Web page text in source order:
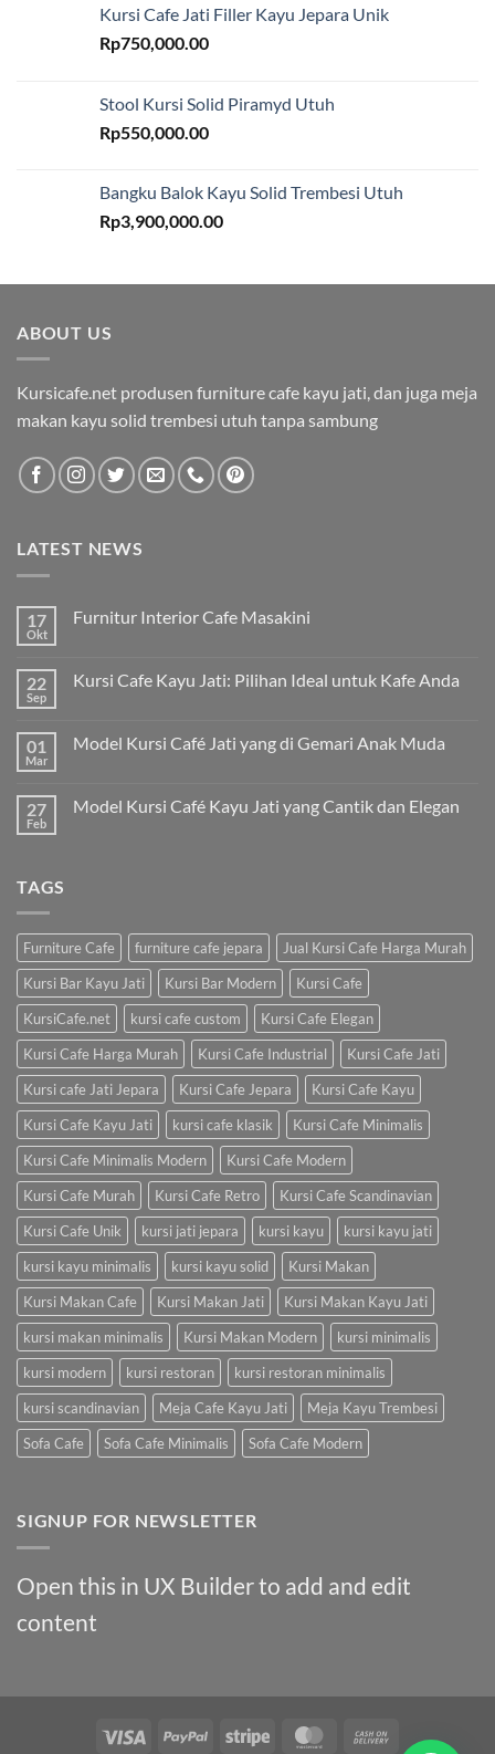
Kursi Cafe Jati Filler Kayu Jepara Unik
Rp750,000.00
Stool Kursi Solid Piramyd Utuh
Rp550,000.00
Bangku Balok Kayu Solid Trembesi Utuh
Rp3,900,000.00
ABOUT US
Kursicafe.net produsen furniture cafe kayu jati, dan juga meja
makan kayu solid trembesi utuh tanpa sambung
LATEST NEWS
17
Okt
Furnitur Interior Cafe Masakini
22
Sep
Kursi Cafe Kayu Jati: Pilihan Ideal untuk Kafe Anda
01
Mar
Model Kursi Café Jati yang di Gemari Anak Muda
27
Feb
Model Kursi Café Kayu Jati yang Cantik dan Elegan
TAGS
Furniture Cafe furniture cafe jepara
Jual Kursi Cafe Harga Murah
Kursi Bar Kayu Jati
Kursi Bar Modern
Kursi Cafe
KursiCafe.net
kursi cafe custom
Kursi Cafe Elegan
Kursi Cafe Harga Murah
Kursi Cafe Industrial
Kursi Cafe Jati
Kursi cafe Jati Jepara
Kursi Cafe Jepara
Kursi Cafe Kayu
Kursi Cafe Kayu Jati
kursi cafe klasik
Kursi Cafe Minimalis
Kursi Cafe Minimalis Modern
Kursi Cafe Modern
Kursi Cafe Murah
Kursi Cafe Retro
Kursi Cafe Scandinavian
Kursi Cafe Unik
kursi jati jepara kursi kayu
kursi kayu jati
kursi kayu minimalis
kursi kayu solid
Kursi Makan
Kursi Makan Cafe
Kursi Makan Jati
Kursi Makan Kayu Jati
kursi makan minimalis
Kursi Makan Modern
kursi minimalis
kursi modern
kursi restoran
kursi restoran minimalis
kursi scandinavian
Meja Cafe Kayu Jati
Meja Kayu Trembesi
Sofa Cafe
Sofa Cafe Minimalis Sofa Cafe Modern
SIGNUP FOR NEWSLETTER
Open this in UX Builder to add and edit
content